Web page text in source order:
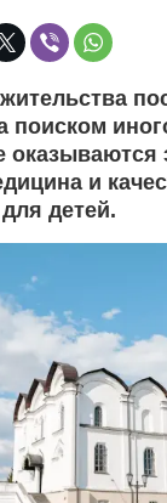
поиском
оказываются
и
детей.